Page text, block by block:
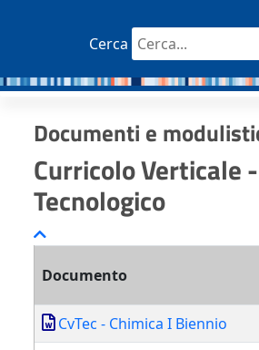
Cerca
Documenti e
Curricolo Verticale -
Tecnologico
Documento
CvTec - Chimica I Biennio